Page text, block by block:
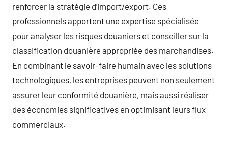
renforcer la stratégie d’import/export. Ces
professionnels apportent une expertise spécialisée
pour analyser les risques douaniers et conseiller sur la
classification douanière appropriée des marchandises.
En combinant le savoir-faire humain avec les solutions
technologiques, les entreprises peuvent non seulement
assurer leur conformité douanière, mais aussi réaliser
des économies significatives en optimisant leurs flux
commerciaux.